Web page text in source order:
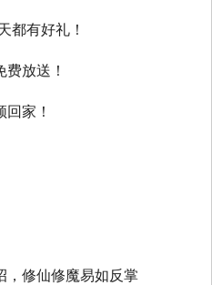
都有好礼！
放送！
家！
，修仙修魔易如反掌